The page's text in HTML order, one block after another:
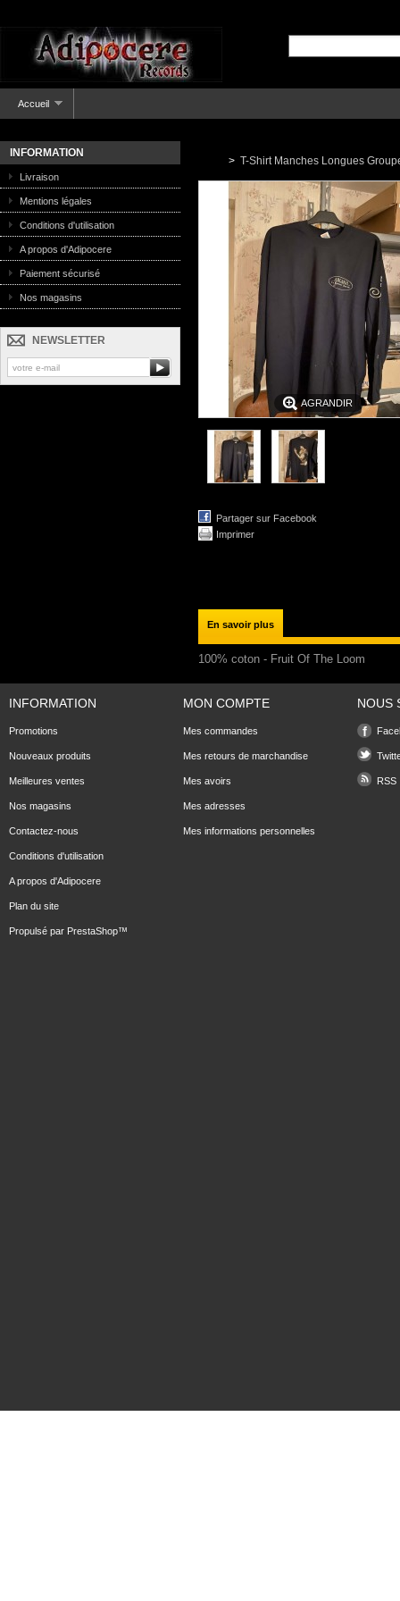
Accueil
INFORMATION
Livraison
Mentions légales
Conditions d'utilisation
A propos d'Adipocere
Paiement sécurisé
Nos magasins
NEWSLETTER
> T-Shirt Manches Longues
AGRANDIR
Partager sur Facebook
Imprimer
En savoir plus
100% coton - Fruit Of The Loom
INFORMATION
Promotions
Nouveaux produits
Meilleures ventes
Nos magasins
Contactez-nous
Conditions d'utilisation
A propos d'Adipocere
Plan du site
Propulsé par PrestaShop™
MON COMPTE
Mes commandes
Mes retours de marchandise
Mes avoirs
Mes adresses
Mes informations personnelles
NOUS
RSS